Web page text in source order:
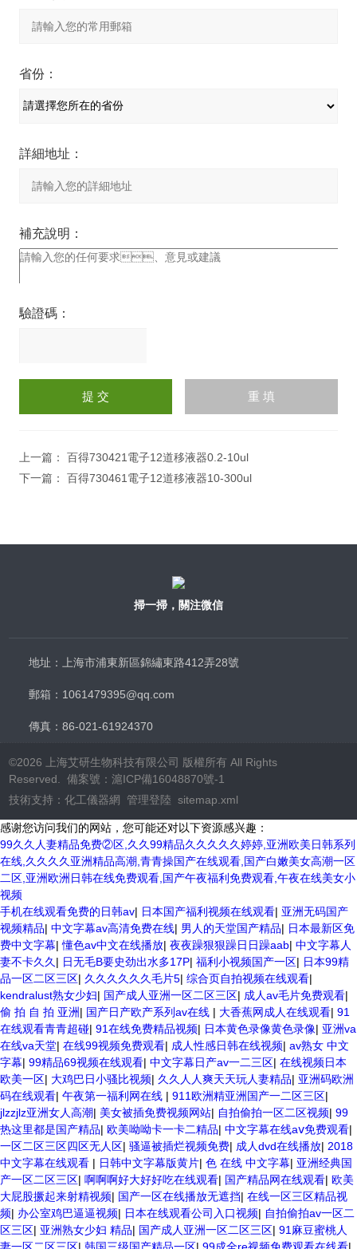
省份：
詳細地址：
補充說明：
驗證碼：
上一篇： 百得730421電子12道移液器0.2-10ul
下一篇： 百得730461電子12道移液器10-300ul
掃一掃，關注微信
地址：上海市浦東新區錦繡東路412弄28號
郵箱：1061479395@qq.com
傳真：86-021-61924370
©2026 上海艾研生物科技有限公司 版權所有 All Rights
Reserved. 備案號：滬ICP備16048870號-1
技術支持：化工儀器網 管理登陸 sitemap.xml
感谢您访问我们的网站，您可能还对以下资源感兴趣：
99久久人妻精品免费②区,久久99精品久久久久久婷婷,亚洲欧美日韩系列
在线,久久久久亚洲精品高潮,青青操国产在线观看,国产白嫩美女高潮一区
二区,亚洲欧洲日韩在线免费观看,国产午夜福利免费观看,午夜在线美女小
视频
手机在线观看免费的日韩av| 日本国产福利视频在线观看| 亚洲无码国产
视频精品| 中文字幕av高清免费在线| 男人的天堂国产精品| 日本最新区免
费中文字幕|懂色av中文在线播放| 夜夜躁狠狠躁日日躁aab| 中文字幕人
妻不卡久久 | 日无毛B要史劲出水多17P| 福利小视频国产一区| 日本99精
品一区二区三区| 久久久久久久毛片5| 综合页自拍视频在线观看|
kendralust熟女少妇| 国产成人亚洲一区二区三区| 成人av毛片免费观看|
偷 拍 自 拍 亚洲| 国产日产欧产系列av在线 | 大香蕉网成人在线观看| 91
在线观看青青超碰| 91在线免费精品视频| 日本黄色录像黄色录像| 亚洲va
在线va天堂| 在线99视频免费观看| 成人性感日韩在线视频| av熟女 中文
字幕| 99精品69视频在线观看| 中文字幕日产av一二三区| 在线视频日本
欧美一区| 大鸡巴日小骚比视频| 久久人人爽天天玩人妻精品| 亚洲码欧洲
码在线观看| 午夜第一福利网在线 | 911欧洲精亚洲国产一二区三区|
jlzzjlz亚洲女人高潮| 美女被插免费视频网站| 自拍偷拍一区二区视频| 99
热这里都是国产精品| 欧美呦呦卡一卡二精品| 中文字幕在线aⅴ免费观看|
一区二区三区四区无人区| 骚逼被插烂视频免费| 成人dvd在线播放| 2018
中文字幕在线观看 | 日韩中文字幕版黄片| 色 在线 中文字幕| 亚洲经典国
产一区二区三区| 啊啊啊好大好好吃在线观看| 国产精品网在线观看| 欧美
大屁股撅起来射精视频| 国产一区在线播放无遮挡| 在线一区三区精品视
频| 办公室鸡巴逼逼视频| 日本在线观看公司入口视频| 自拍偷拍av一区二
区三区| 亚洲熟女少妇 精品| 国产成人亚洲一区二区三区| 91麻豆蜜桃人